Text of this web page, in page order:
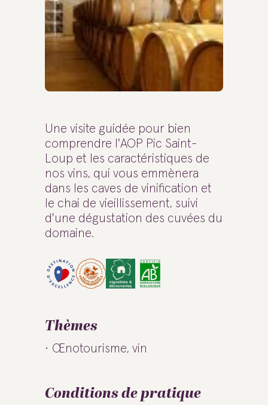
Une visite guidée pour bien
comprendre l'AOP Pic Saint-
Loup et les caractéristiques de
nos vins, qui vous emmènera
dans les caves de vinification et
le chai de vieillissement, suivi
d'une dégustation des cuvées du
domaine.
Thèmes
Œnotourisme, vin
Conditions de pratique